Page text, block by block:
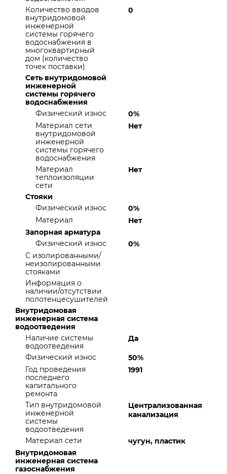
Количество вводов
внутридомовой
инженерной
системы горячего
водоснабжения в
многоквартирный
дом (количество
точек поставки)
0
Сеть внутридомовой
инженерной
системы горячего
водоснабжения
Физический износ
0%
Материал сети
внутридомовой
инженерной
системы горячего
водоснабжения
Нет
Материал
теплоизоляции
сети
Нет
Стояки
Физический износ
0%
Материал
Нет
Запорная арматура
Физический износ
0%
С изолированными/
неизолированными
стояками
Информация о
наличии/отсутствии
полотенцесушителей
Внутридомовая
инженерная система
водоотведения
Наличие системы
водоотведения
Да
Физический износ
50%
Год проведения
последнего
капитального
ремонта
1991
Тип внутридомовой
инженерной
системы
водоотведения
Централизованная
канализация
Материал сети
чугун, пластик
Внутридомовая
инженерная система
газоснабжения